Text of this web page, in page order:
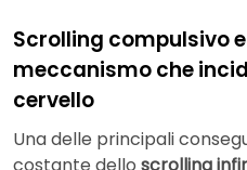
Scrolling compulsivo
meccanismo che
cervello
Una delle principali